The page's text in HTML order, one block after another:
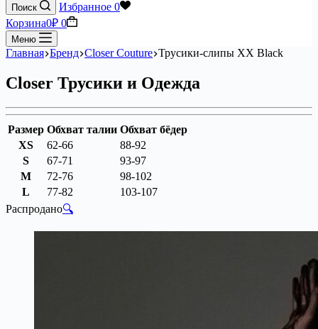
Поиск Избранное 0
Корзина0₽ 0
Меню
Главная Бренд Closer Couture Трусики-слипы XX Black
Closer Трусики и Одежда
Размер Обхват талии Обхват бёдер
XS
62-66
88-92
S
67-71
93-97
M
72-76
98-102
L
77-82
103-107
Распродано🔍